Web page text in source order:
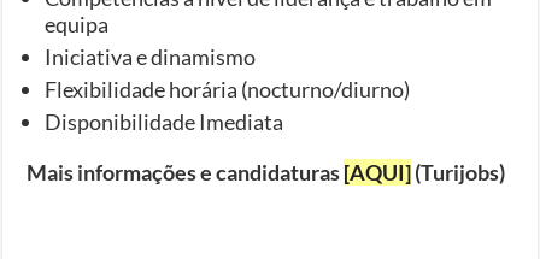
equipa
Iniciativa e dinamismo
Flexibilidade horária (nocturno/diurno)
Disponibilidade Imediata
Mais informações e candidaturas[AQUI](Turijobs)